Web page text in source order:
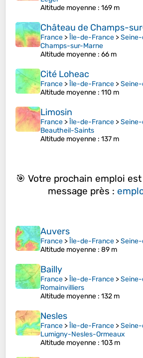
Altitude moyenne : 169 m
Château de Champs-
France >Île-de-France >
Champs-sur-Marne
Altitude moyenne : 66 m
Cité Loheac
France >Île-de-France >
Altitude moyenne : 110 m
Limosin
France >Île-de-France >
Beautheil-Saints
Altitude moyenne : 137 m
🎯 Votre prochain emploi
message près :
Auvers
France >Île-de-France >
Altitude moyenne : 89 m
Bailly
France >Île-de-France >
Romainvilliers
Altitude moyenne : 132 m
Nesles
France >Île-de-France >
Lumigny-Nesles-Ormeaux
Altitude moyenne : 103 m